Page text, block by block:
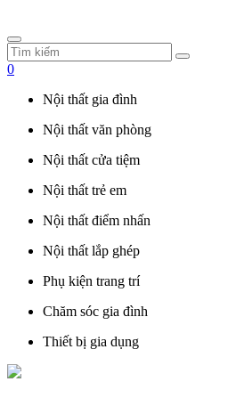
0
Nội thất gia đình
Nội thất văn phòng
Nội thất cửa tiệm
Nội thất trẻ em
Nội thất điểm nhấn
Nội thất lắp ghép
Phụ kiện trang trí
Chăm sóc gia đình
Thiết bị gia dụng